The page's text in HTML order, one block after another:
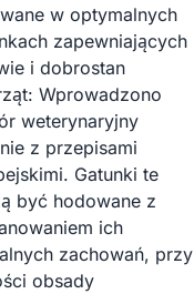
w optymalnych
zapewniających
i dobrostan
Wprowadzono
weterynaryjny
z przepisami
Gatunki te
być hodowane z
ich
zachowań, przy
obsady